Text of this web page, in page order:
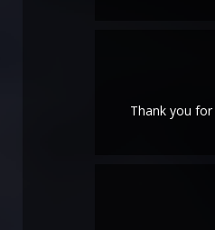
Thank you